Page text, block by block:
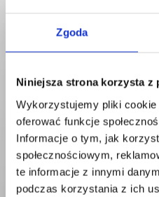
Zgoda
Niniejsza strona korzysta z
Wykorzystujemy pliki
oferować funkcje
Informacje o tym, jak
społecznościowym,
te informacje z innymi
podczas korzystania z ich
Telefon: 58 309 03 07
E-mail: kontakt@dks.pl
Dział Obsługi Klienta
Telefon: 58 350 66 05
E-mail: serwis@dks.pl